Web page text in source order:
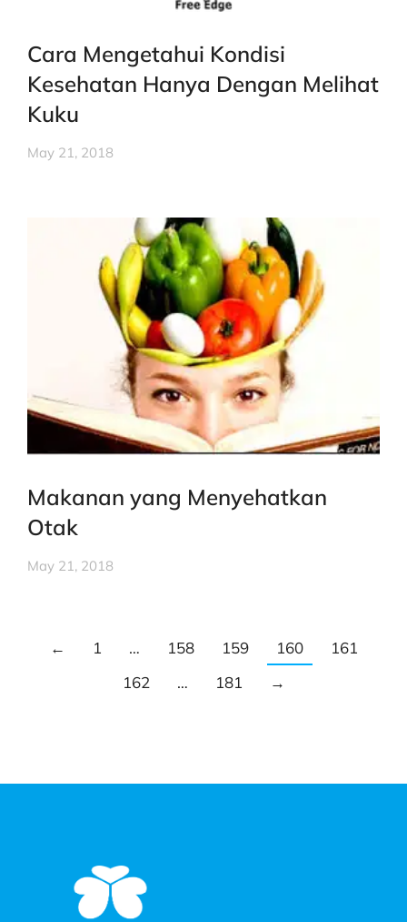
Cara Mengetahui Kondisi
Kesehatan Hanya Dengan Melihat
Kuku
May 21, 2018
Makanan yang Menyehatkan
Otak
May 21, 2018
← 1 … 158 159 160
161
162
… 181 →